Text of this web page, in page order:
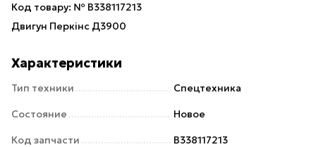
Код товару: № В338117213
Двигун Перкінс Д3900
Характеристики
Тип техники Спецтехника
Состояние Новое
Код запчасти В338117213